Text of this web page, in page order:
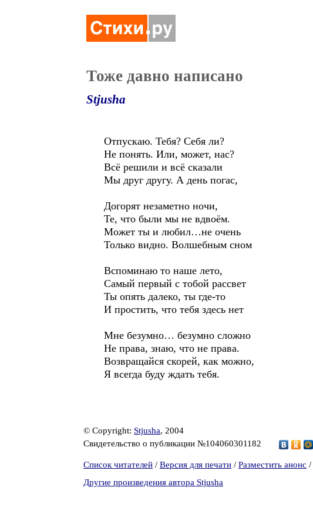
Тоже давно написано
Stjusha
Отпускаю. Тебя? Себя ли?
Не понять. Или, может, нас?
Всё решили и всё сказали
Мы друг другу. А день погас,
Догорят незаметно ночи,
Те, что были мы не вдвоём.
Может ты и любил…не очень
Только видно. Волшебным сном
Вспоминаю то наше лето,
Самый первый с тобой рассвет
Ты опять далеко, ты где-то
И простить, что тебя здесь нет
Мне безумно… безумно сложно
Не права, знаю, что не права.
Возвращайся скорей, как можно,
Я всегда буду ждать тебя.
© Copyright: Stjusha, 2004
Свидетельство о публикации №104060301182
Список читателей / Версия для печати / Разместить анонс /
Другие произведения автора Stjusha